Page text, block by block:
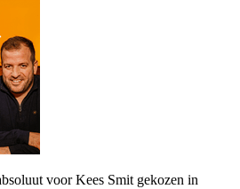
voor Kees Smit gekozen in